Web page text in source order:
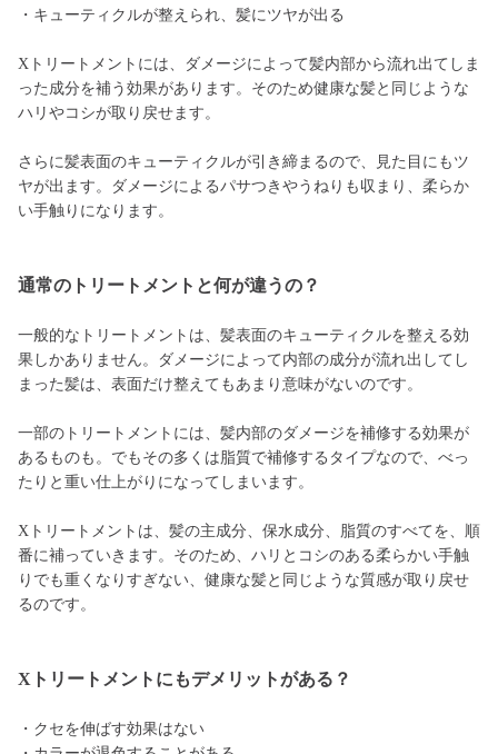
・キューティクルが整えられ、髪にツヤが出る
Xトリートメントには、ダメージによって髪内部から流れ出てしま
った成分を補う効果があります。そのため健康な髪と同じような
ハリやコシが取り戻せます。
さらに髪表面のキューティクルが引き締まるので、見た目にもツ
ヤが出ます。ダメージによるパサつきやうねりも収まり、柔らか
い手触りになります。
通常のトリートメントと何が違うの？
一般的なトリートメントは、髪表面のキューティクルを整える効
果しかありません。ダメージによって内部の成分が流れ出してし
まった髪は、表面だけ整えてもあまり意味がないのです。
一部のトリートメントには、髪内部のダメージを補修する効果が
あるものも。でもその多くは脂質で補修するタイプなので、べっ
たりと重い仕上がりになってしまいます。
Xトリートメントは、髪の主成分、保水成分、脂質のすべてを、順
番に補っていきます。そのため、ハリとコシのある柔らかい手触
りでも重くなりすぎない、健康な髪と同じような質感が取り戻せ
るのです。
Xトリートメントにもデメリットがある？
・クセを伸ばす効果はない